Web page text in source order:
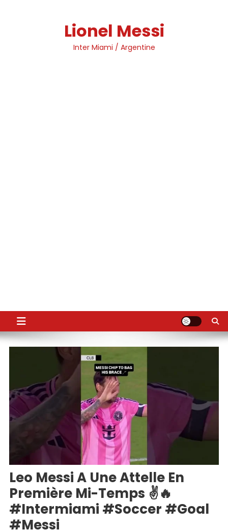
Lionel Messi
Inter Miami / Argentine
Leo Messi A Une Attelle En
Première Mi-Temps ✌️🔥
#Intermiami #soccer #goal
#messi